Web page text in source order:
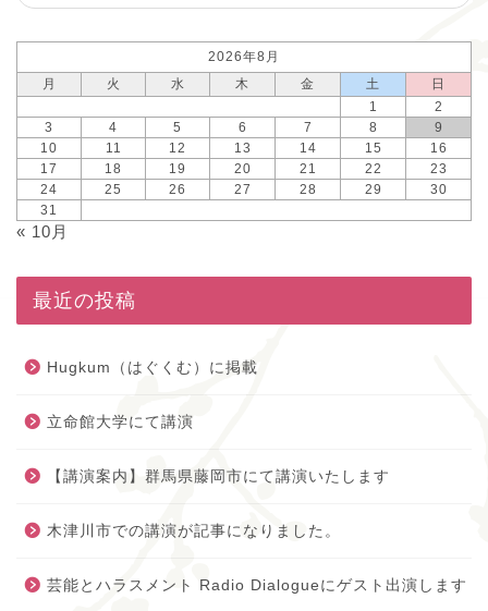
2026年8月
月
火 水 木 金 土
日
1
2
3
4 5 6 7 8
9
10
11 12 13 14 15
16
17
18 19 20 21 22
23
24
25 26 27 28 29
30
31
« 10月
最近の投稿
Hugkum（はぐくむ）に掲載
立命館大学にて講演
【講演案内】群馬県藤岡市にて講演いたします
木津川市での講演が記事になりました。
芸能とハラスメント Radio Dialogueにゲスト出演します